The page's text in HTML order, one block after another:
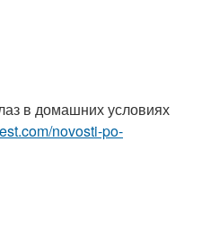
в домашних условиях
novosti-po-